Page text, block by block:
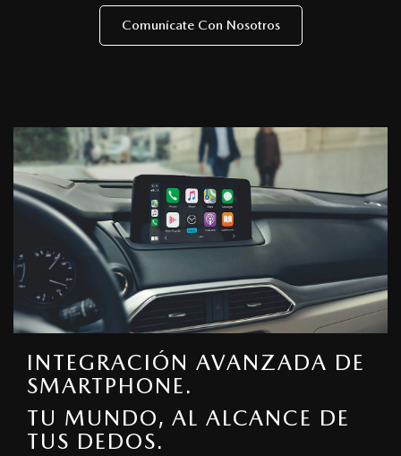
Comunícate Con Nosotros
INTEGRACIÓN AVANZADA DE
SMARTPHONE.
TU MUNDO, AL ALCANCE DE
TUS DEDOS.